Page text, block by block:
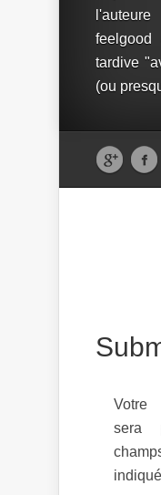
tardive
(ou
Votre
sera